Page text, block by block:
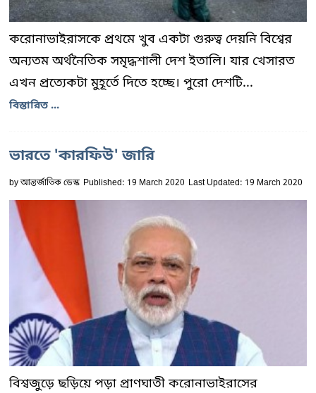
করোনাভাইরাসকে প্রথমে খুব একটা গুরুত্ব দেয়নি বিশ্বের
অন্যতম অর্থনৈতিক সমৃদ্ধশালী দেশ ইতালি। যার খেসারত
এখন প্রত্যেকটা মুহূর্তে দিতে হচ্ছে। পুরো দেশটি...
বিস্তারিত ...
ভারতে 'কারফিউ' জারি
byআন্তর্জাতিক ডেস্ক Published: 19 March 2020 Last Updated: 19 March 2020
বিশ্বজুড়ে ছড়িয়ে পড়া প্রাণঘাতী করোনাভাইরাসের